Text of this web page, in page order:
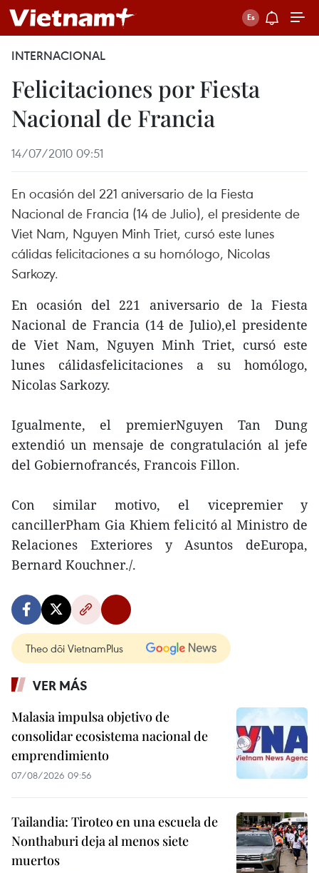
INTERNACIONAL
Felicitaciones por Fiesta
Nacional de Francia
14/07/2010 09:51
En ocasión del 221 aniversario de la Fiesta
Nacional de Francia (14 de Julio), el presidente de
Viet Nam, Nguyen Minh Triet, cursó este lunes
cálidas felicitaciones a su homólogo, Nicolas
Sarkozy.
En ocasión del 221 aniversario de la Fiesta
Nacional de Francia (14 de Julio),el presidente
de Viet Nam, Nguyen Minh Triet, cursó este
lunes cálidasfelicitaciones a su homólogo,
Nicolas Sarkozy.
Igualmente, el premierNguyen Tan Dung
extendió un mensaje de congratulación al jefe
del Gobiernofrancés, Francois Fillon.
Con similar motivo, el vicepremier y
cancillerPham Gia Khiem felicitó al Ministro de
Relaciones Exteriores y Asuntos deEuropa,
Bernard Kouchner./.
Theo dõi VietnamPlus
VER MÁS
Malasia impulsa objetivo de
consolidar ecosistema nacional de
emprendimiento
07/08/2026 09:56
Tailandia: Tiroteo en una escuela de
Nonthaburi deja al menos siete
muertos